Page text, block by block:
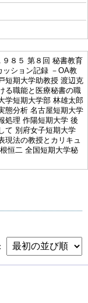
８５ 第８回 秘書教育
ッション記録 －OA教
短期大学助教授 渡辺克
る職能と医療秘書の職
学短期大学部 林雄太郎
態分析 名古屋短期大学
処理 作陽短期大学 後
て 別府女子短期大学
現法の教授とカリキュ
恒二 全国短期大学秘